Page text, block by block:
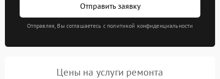
Отправить заявку
Отправляя, Вы соглашаетесь с политикой конфиденциальности
Цены на услуги ремонта